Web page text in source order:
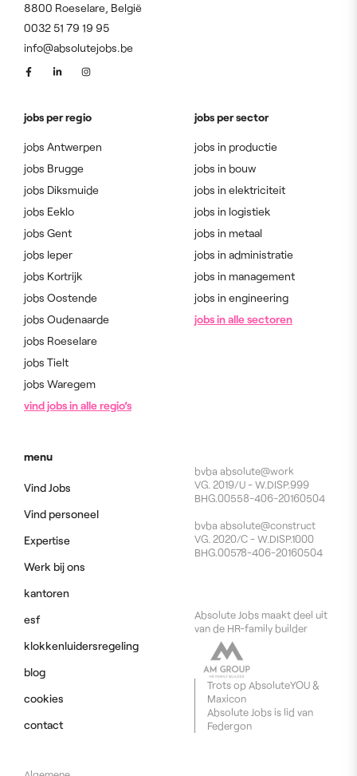
8800 Roeselare, België
0032 51 79 19 95
info@absolutejobs.be
menu
Vind Jobs
Vind personeel
Expertise
Werk bij ons
kantoren
esf
klokkenluidersregeling
blog
cookies
contact
jobs per regio
jobs Antwerpen
jobs Brugge
jobs Diksmuide
jobs Eeklo
jobs Gent
jobs Ieper
jobs Kortrijk
jobs Oostende
jobs Oudenaarde
jobs Roeselare
jobs Tielt
jobs Waregem
vind jobs in alle regio’s
jobs per sector
jobs in productie
jobs in bouw
jobs in elektriciteit
jobs in logistiek
jobs in metaal
jobs in administratie
jobs in management
jobs in engineering
jobs in alle sectoren
Absolute Jobs maakt deel uit
van de HR-family builder
Trots op AbsoluteYOU&
Maxicon
Absolute Jobs is lid van
Federgon
bvba absolute@work
VG. 2019/U - W.DISP.999
BHG.00558-406-20160504
bvba absolute@construct
VG. 2020/C - W.DISP.1000
BHG.00578-406-20160504